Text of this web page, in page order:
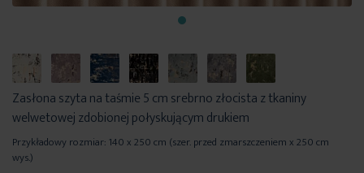
Zasłona szyta na taśmie 5 cm srebrno złocista z tkaniny
welwetowej zdobionej połyskującym drukiem
Przykładowy rozmiar: 140 x 250 cm (szer. przed zmarszczeniem x 250 cm
wys.)